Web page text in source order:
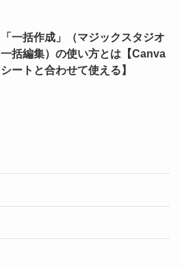
「一括作成」（マジックスタジオ
一括編集）の使い方とは【Canva
シートと合わせて使える】